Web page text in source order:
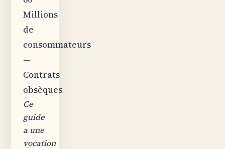
Millions
de
consommateurs
—
Contrats
obsèques
Ce
guide
a une
vocation